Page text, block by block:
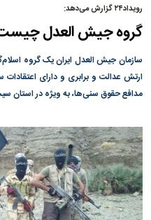
رویداد۲۴ گزارش می‌دهد:
گروه جیش العدل
سازمان جیش العدل ایران یک گروه
ارتش عدالت و برابری و دارای
مدافع حقوق سنی‌ها، به ویژه در استان